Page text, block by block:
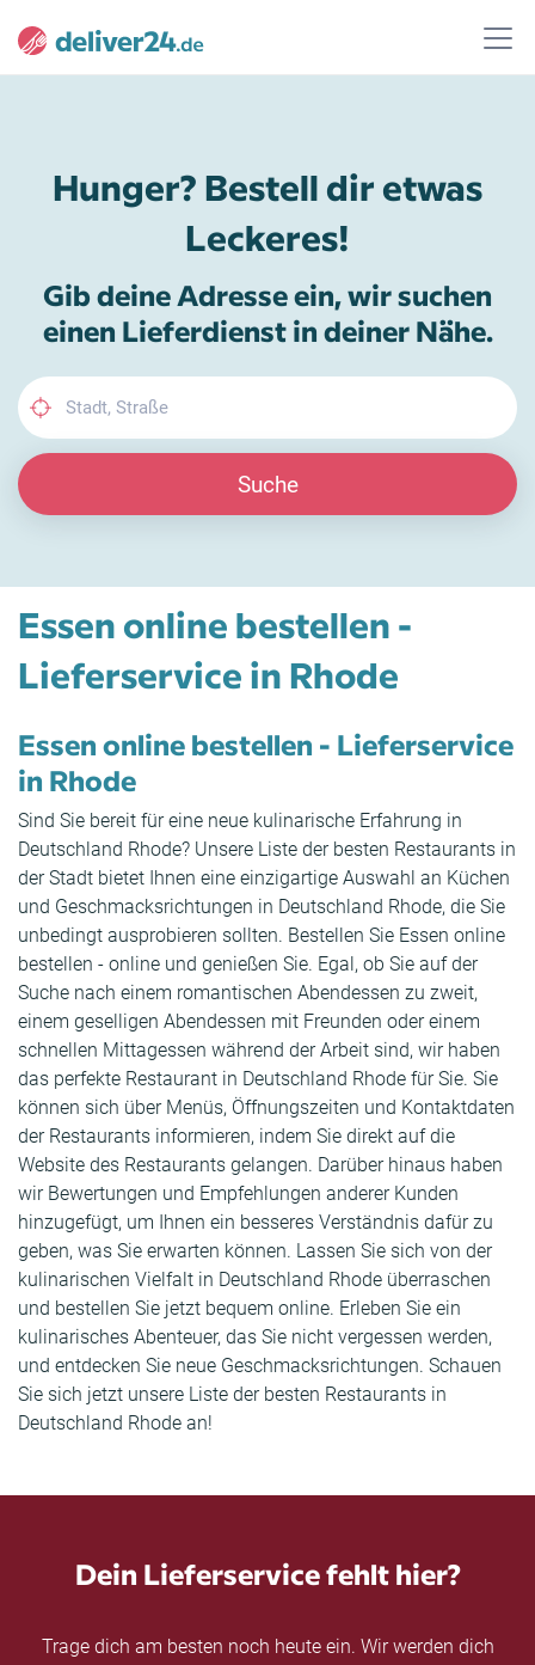
Hunger? Bestell dir etwas
Leckeres!
Gib deine Adresse ein, wir suchen
einen Lieferdienst in deiner Nähe.
Suche
Essen online bestellen -
Lieferservice in Rhode
Essen online bestellen - Lieferservice
in Rhode
Sind Sie bereit für eine neue kulinarische Erfahrung in
Deutschland Rhode? Unsere Liste der besten Restaurants in
der Stadt bietet Ihnen eine einzigartige Auswahl an Küchen
und Geschmacksrichtungen in Deutschland Rhode, die Sie
unbedingt ausprobieren sollten. Bestellen Sie Essen online
bestellen - online und genießen Sie. Egal, ob Sie auf der
Suche nach einem romantischen Abendessen zu zweit,
einem geselligen Abendessen mit Freunden oder einem
schnellen Mittagessen während der Arbeit sind, wir haben
das perfekte Restaurant in Deutschland Rhode für Sie. Sie
können sich über Menüs, Öffnungszeiten und Kontaktdaten
der Restaurants informieren, indem Sie direkt auf die
Website des Restaurants gelangen. Darüber hinaus haben
wir Bewertungen und Empfehlungen anderer Kunden
hinzugefügt, um Ihnen ein besseres Verständnis dafür zu
geben, was Sie erwarten können. Lassen Sie sich von der
kulinarischen Vielfalt in Deutschland Rhode überraschen
und bestellen Sie jetzt bequem online. Erleben Sie ein
kulinarisches Abenteuer, das Sie nicht vergessen werden,
und entdecken Sie neue Geschmacksrichtungen. Schauen
Sie sich jetzt unsere Liste der besten Restaurants in
Deutschland Rhode an!
Dein Lieferservice fehlt hier?
Trage dich am besten noch heute ein. Wir werden dich